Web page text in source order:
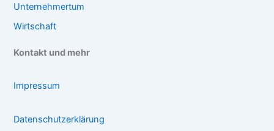
Unternehmertum
Wirtschaft
Kontakt und mehr
Impressum
Datenschutzerklärung